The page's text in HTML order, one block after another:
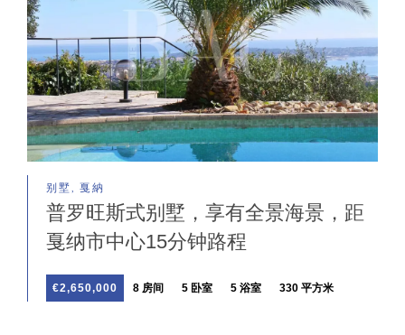
别墅, 戛納
普罗旺斯式别墅，享有全景海景，距
戛纳市中心15分钟路程
€2,650,000 8 房间 5 卧室 5 浴室 330 平方米